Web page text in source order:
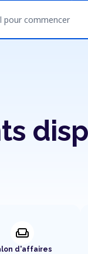
pour commencer
weekend
d'affaires